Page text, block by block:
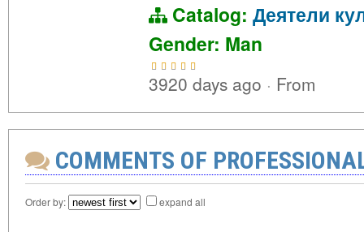
Catalog: Деятели
Gender: Man
3920 days ago · From
COMMENTS OF
Order by: expand all